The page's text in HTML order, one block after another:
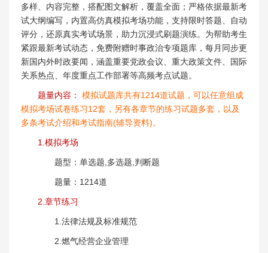
多样、内容完整，搭配图文解析，覆盖全面；严格依据最新考
试大纲编写，内置高仿真模拟考场功能，支持限时答题、自动
评分，还原真实考试场景，助力沉浸式刷题演练。为帮助考生
紧跟最新考试动态，免费附赠时事政治专项题库，每月同步更
新国内外时政要闻，涵盖重要党政会议、重大政策文件、国际
关系热点、年度重点工作部署等高频考点试题。
题量内容： 模拟试题库共有1214道试题，可以任意组成
模拟考场试卷练习12套，另有各章节的练习试题多套，以及
多条考试介绍和考试指南(辅导资料)。
1.模拟考场
题型：单选题,多选题,判断题
题量：1214道
2.章节练习
1.法律法规及标准规范
2.燃气经营企业管理